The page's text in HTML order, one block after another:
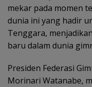
mekar pada momen
dunia ini yang hadir
Tenggara,
baru dalam dunia
Presiden Federasi
Morinari Watanabe,